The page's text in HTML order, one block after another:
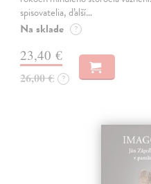
spisovatelia, ďalší…
Na sklade ?
23,40 €
26,00 € ?